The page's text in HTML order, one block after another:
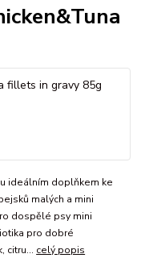
ideálním doplňkem ke
malých a mini
dospělé psy mini
pro dobré
citru... celý popis